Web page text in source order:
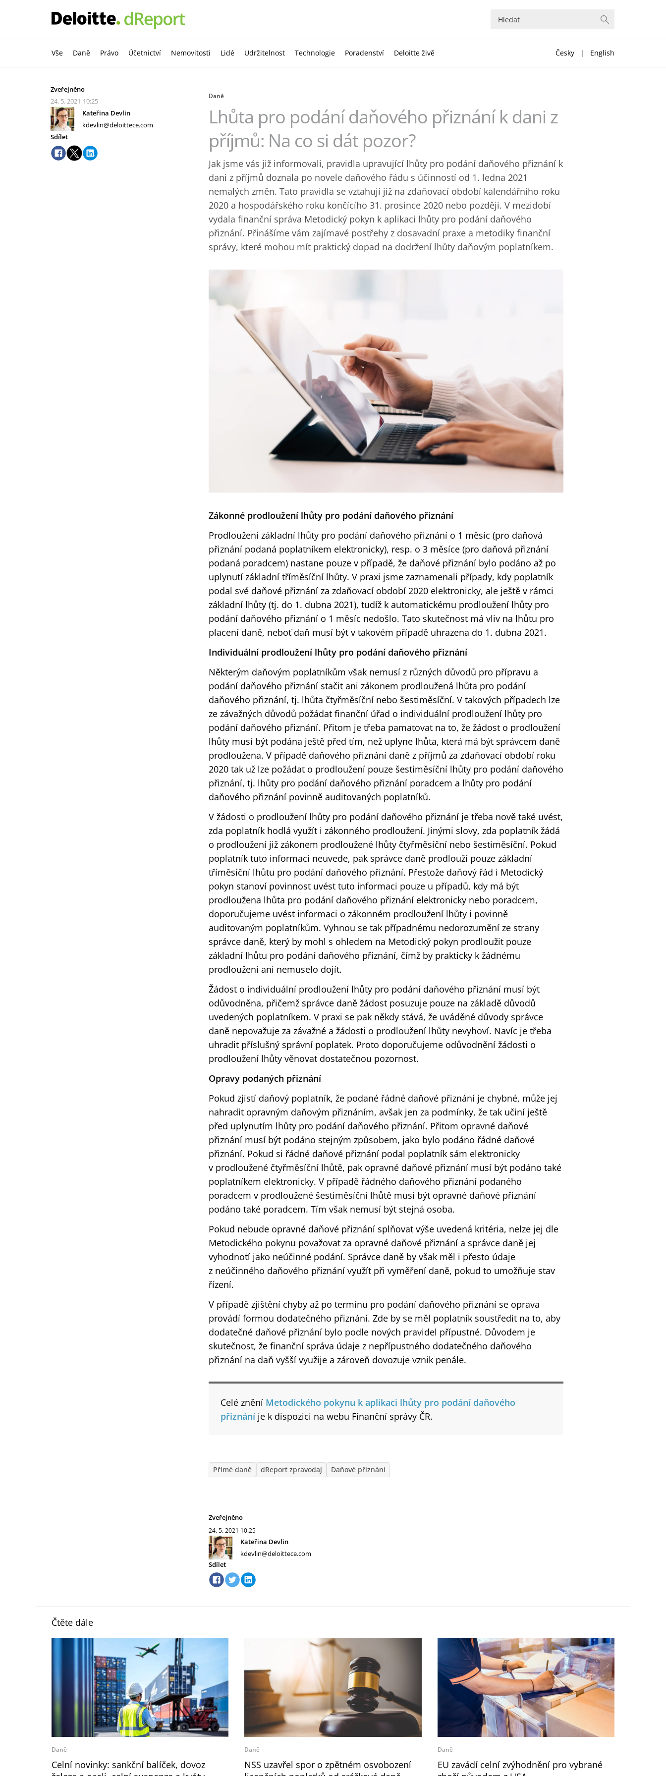
Vše Daně Právo Účetnictví Nemovitosti Lidé Udržitelnost Technologie Poradenství Deloitte živě Česky | English
Zveřejněno
24. 5. 2021 10:25
Kateřina Devlin
kdevlin@deloittece.com
Sdílet
Daně
Lhůta pro podání daňového přiznání k dani z
příjmů: Na co si dát pozor?
Jak jsme vás již informovali, pravidla upravující lhůty pro podání daňového přiznání k
dani z příjmů doznala po novele daňového řádu s účinností od 1. ledna 2021
nemalých změn. Tato pravidla se vztahují již na zdaňovací období kalendářního roku
2020 a hospodářského roku končícího 31. prosince 2020 nebo později. V mezidobí
vydala finanční správa Metodický pokyn k aplikaci lhůty pro podání daňového
přiznání. Přinášíme vám zajímavé postřehy z dosavadní praxe a metodiky finanční
správy, které mohou mít praktický dopad na dodržení lhůty daňovým poplatníkem.
Zákonné prodloužení lhůty pro podání daňového přiznání
Prodloužení základní lhůty pro podání daňového přiznání o 1 měsíc (pro daňová
přiznání podaná poplatníkem elektronicky), resp. o 3 měsíce (pro daňová přiznání
podaná poradcem) nastane pouze v případě, že daňové přiznání bylo podáno až po
uplynutí základní tříměsíční lhůty. V praxi jsme zaznamenali případy, kdy poplatník
podal své daňové přiznání za zdaňovací období 2020 elektronicky, ale ještě v rámci
základní lhůty (tj. do 1. dubna 2021), tudíž k automatickému prodloužení lhůty pro
podání daňového přiznání o 1 měsíc nedošlo. Tato skutečnost má vliv na lhůtu pro
placení daně, neboť daň musí být v takovém případě uhrazena do 1. dubna 2021.
Individuální prodloužení lhůty pro podání daňového přiznání
Některým daňovým poplatníkům však nemusí z různých důvodů pro přípravu a
podání daňového přiznání stačit ani zákonem prodloužená lhůta pro podání
daňového přiznání, tj. lhůta čtyřměsíční nebo šestiměsíční. V takových případech lze
ze závažných důvodů požádat finanční úřad o individuální prodloužení lhůty pro
podání daňového přiznání. Přitom je třeba pamatovat na to, že žádost o prodloužení
lhůty musí být podána ještě před tím, než uplyne lhůta, která má být správcem daně
prodloužena. V případě daňového přiznání daně z příjmů za zdaňovací období roku
2020 tak už lze požádat o prodloužení pouze šestiměsíční lhůty pro podání daňového
přiznání, tj. lhůty pro podání daňového přiznání poradcem a lhůty pro podání
daňového přiznání povinně auditovaných poplatníků.
V žádosti o prodloužení lhůty pro podání daňového přiznání je třeba nově také uvést,
zda poplatník hodlá využít i zákonného prodloužení. Jinými slovy, zda poplatník žádá
o prodloužení již zákonem prodloužené lhůty čtyřměsíční nebo šestiměsíční. Pokud
poplatník tuto informaci neuvede, pak správce daně prodlouží pouze základní
tříměsíční lhůtu pro podání daňového přiznání. Přestože daňový řád i Metodický
pokyn stanoví povinnost uvést tuto informaci pouze u případů, kdy má být
prodloužena lhůta pro podání daňového přiznání elektronicky nebo poradcem,
doporučujeme uvést informaci o zákonném prodloužení lhůty i povinně
auditovaným poplatníkům. Vyhnou se tak případnému nedorozumění ze strany
správce daně, který by mohl s ohledem na Metodický pokyn prodloužit pouze
základní lhůtu pro podání daňového přiznání, čímž by prakticky k žádnému
prodloužení ani nemuselo dojít.
Žádost o individuální prodloužení lhůty pro podání daňového přiznání musí být
odůvodněna, přičemž správce daně žádost posuzuje pouze na základě důvodů
uvedených poplatníkem. V praxi se pak někdy stává, že uváděné důvody správce
daně nepovažuje za závažné a žádosti o prodloužení lhůty nevyhoví. Navíc je třeba
uhradit příslušný správní poplatek. Proto doporučujeme odůvodnění žádosti o
prodloužení lhůty věnovat dostatečnou pozornost.
Opravy podaných přiznání
Pokud zjistí daňový poplatník, že podané řádné daňové přiznání je chybné, může jej
nahradit opravným daňovým přiznáním, avšak jen za podmínky, že tak učiní ještě
před uplynutím lhůty pro podání daňového přiznání. Přitom opravné daňové
přiznání musí být podáno stejným způsobem, jako bylo podáno řádné daňové
přiznání. Pokud si řádné daňové přiznání podal poplatník sám elektronicky
v prodloužené čtyřměsíční lhůtě, pak opravné daňové přiznání musí být podáno také
poplatníkem elektronicky. V případě řádného daňového přiznání podaného
poradcem v prodloužené šestiměsíční lhůtě musí být opravné daňové přiznání
podáno také poradcem. Tím však nemusí být stejná osoba.
Pokud nebude opravné daňové přiznání splňovat výše uvedená kritéria, nelze jej dle
Metodického pokynu považovat za opravné daňové přiznání a správce daně jej
vyhodnotí jako neúčinné podání. Správce daně by však měl i přesto údaje
z neúčinného daňového přiznání využít při vyměření daně, pokud to umožňuje stav
řízení.
V případě zjištění chyby až po termínu pro podání daňového přiznání se oprava
provádí formou dodatečného přiznání. Zde by se měl poplatník soustředit na to, aby
dodatečné daňové přiznání bylo podle nových pravidel přípustné. Důvodem je
skutečnost, že finanční správa údaje z nepřípustného dodatečného daňového
přiznání na daň vyšší využije a zároveň dovozuje vznik penále.
Celé znění Metodického pokynu k aplikaci lhůty pro podání daňového
přiznáníje k dispozici na webu Finanční správy ČR.
Přímé daně dReport zpravodaj Daňové přiznání
Zveřejněno
24. 5. 2021 10:25
Kateřina Devlin
kdevlin@deloittece.com
Sdílet
Čtěte dále
Daně
Celní novinky: sankční balíček, dovoz
Daně
NSS uzavřel spor o zpětném osvobození
Daně
EU zavádí celní zvýhodnění pro vybrané